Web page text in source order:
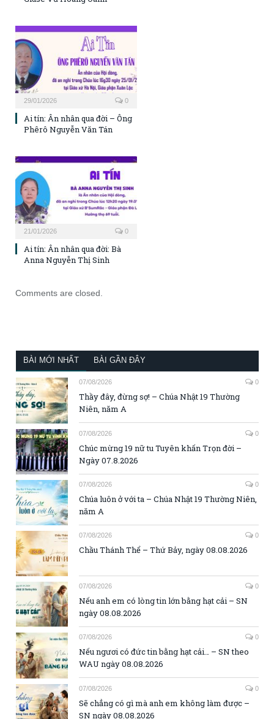
29/01/2026 0
Ai tín: Ân nhân qua đời – Ông
Phêrô Nguyễn Văn Tán
21/01/2026 0
Ai tín: Ân nhân qua đời: Bà
Anna Nguyễn Thị Sinh
Comments are closed.
BÀI MỚI NHẤT BÀI GẦN ĐÂY
07/08/2026 0
Thầy đây, đừng sợ! – Chúa Nhật 19 Thường
Niên, năm A
07/08/2026 0
Chúc mừng 19 nữ tu Tuyên khấn Trọn đời –
Ngày 07.8.2026
07/08/2026 0
Chúa luôn ở với ta – Chúa Nhật 19 Thường Niên,
năm A
07/08/2026 0
Chầu Thánh Thể – Thứ Bảy, ngày 08.08.2026
07/08/2026 0
Nếu anh em có lòng tin lớn bằng hạt cải – SN
ngày 08.08.2026
07/08/2026 0
Nếu ngươi có đức tin bằng hạt cải… – SN theo
WAU ngày 08.08.2026
07/08/2026 0
Sẽ chẳng có gì mà anh em không làm được –
SN ngày 08.08.2026